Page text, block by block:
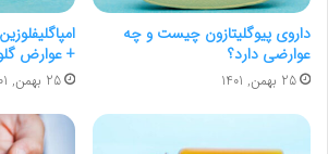
داروی پیوگلیتازون چیست و چه
عوارضی دارد؟
25 بهمن, 1401
+ عوارض
25 بهمن, 1401